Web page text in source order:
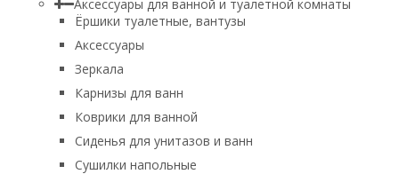
Аксессуары для ванной и туалетной комнаты
Ёршики туалетные, вантузы
Аксессуары
Зеркала
Карнизы для ванн
Коврики для ванной
Сиденья для унитазов и ванн
Сушилки напольные